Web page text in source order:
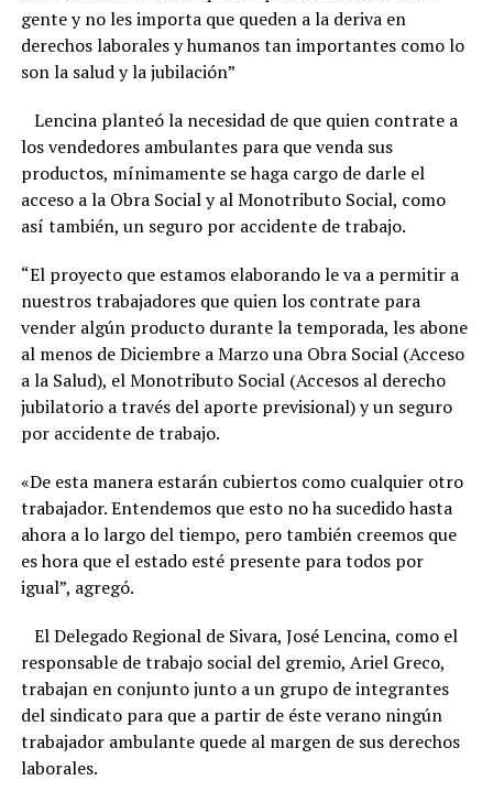
gente y no les importa que queden a la deriva en
derechos laborales y humanos tan importantes como lo
son la salud y la jubilación”
Lencina planteó la necesidad de que quien contrate a
los vendedores ambulantes para que venda sus
productos, mínimamente se haga cargo de darle el
acceso a la Obra Social y al Monotributo Social, como
así también, un seguro por accidente de trabajo.
“El proyecto que estamos elaborando le va a permitir a
nuestros trabajadores que quien los contrate para
vender algún producto durante la temporada, les abone
al menos de Diciembre a Marzo una Obra Social (Acceso
a la Salud), el Monotributo Social (Accesos al derecho
jubilatorio a través del aporte previsional) y un seguro
por accidente de trabajo.
«De esta manera estarán cubiertos como cualquier otro
trabajador. Entendemos que esto no ha sucedido hasta
ahora a lo largo del tiempo, pero también creemos que
es hora que el estado esté presente para todos por
igual”, agregó.
El Delegado Regional de Sivara, José Lencina, como el
responsable de trabajo social del gremio, Ariel Greco,
trabajan en conjunto junto a un grupo de integrantes
del sindicato para que a partir de éste verano ningún
trabajador ambulante quede al margen de sus derechos
laborales.